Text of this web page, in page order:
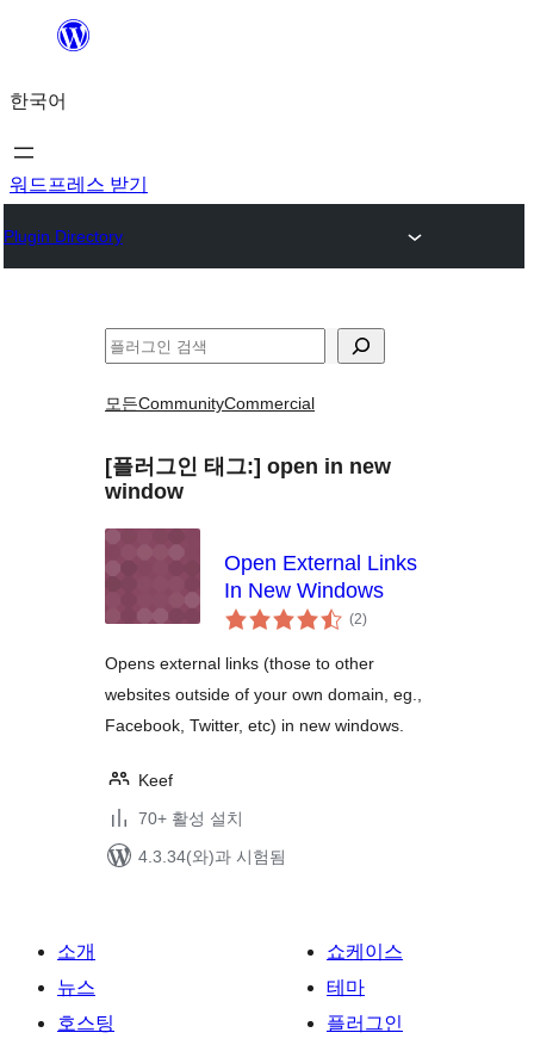
츠
로
바
가
한국어
워드프레스 받기
Plugin Directory
검
모든CommunityCommercial
[플러그인 태그:] open in new
window
Open External Links
In New Windows
(2전
체)
Opens external links (those to other
websites outside of your own domain, eg.,
Facebook, Twitter, etc) in new windows.
Keef
70+ 활성 설치
4.3.34(와)과 시험됨
소개
뉴스
호스팅
쇼케이스
테마
플러그인